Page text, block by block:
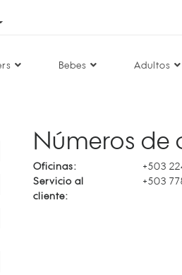
Bebes Adultos
Números de
Oficinas:
+503
Servicio al
cliente:
+503